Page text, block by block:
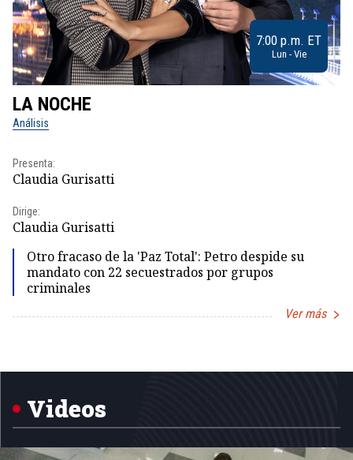
7:00 p.m. ET
Lun - Vie
LA NOCHE
Análisis
Presenta:
Claudia Gurisatti
Dirige:
Claudia Gurisatti
Otro fracaso de la 'Paz Total': Petro despide su
mandato con 22 secuestrados por grupos
criminales
Ver más
5
Videos